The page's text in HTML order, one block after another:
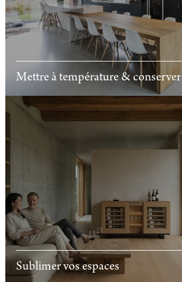
Mettre à température & conserver
Sublimer vos espaces